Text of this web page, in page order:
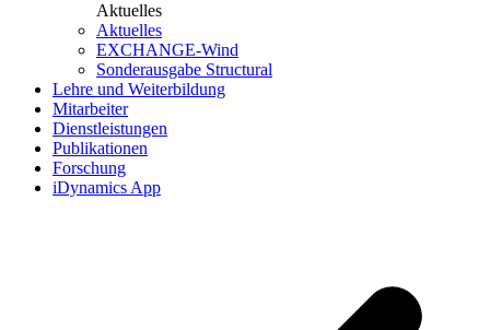
Aktuelles
Aktuelles
EXCHANGE-Wind
Sonderausgabe Structural
Lehre und Weiterbildung
Mitarbeiter
Dienstleistungen
Publikationen
Forschung
iDynamics App